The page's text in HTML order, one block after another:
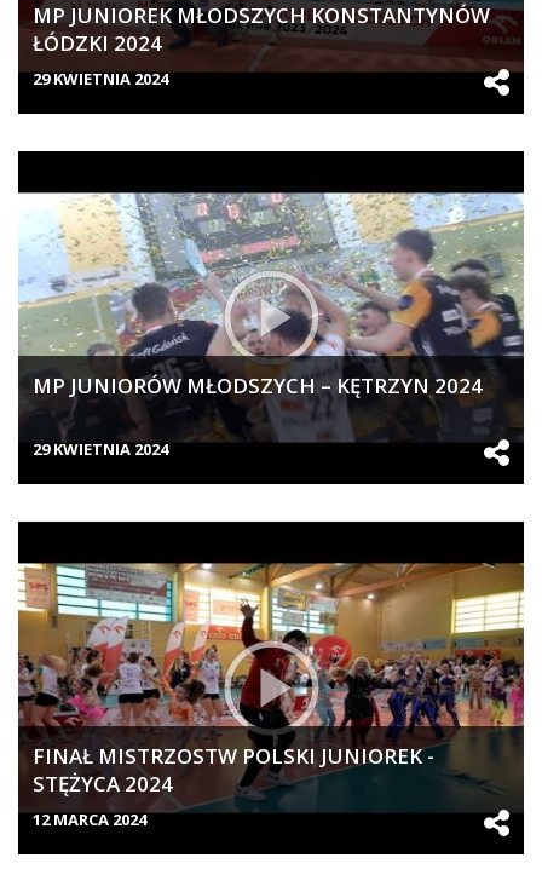
MP JUNIOREK MŁODSZYCH KONSTANTYNÓW
ŁÓDZKI 2024
29 KWIETNIA 2024
MP JUNIORÓW MŁODSZYCH – KĘTRZYN 2024
29 KWIETNIA 2024
FINAŁ MISTRZOSTW POLSKI JUNIOREK -
STĘŻYCA 2024
12 MARCA 2024